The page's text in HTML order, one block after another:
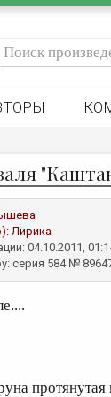
Лирика
04.10.2011,
серия 584 №
протянутая